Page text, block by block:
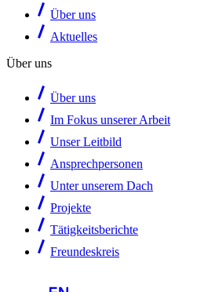
Über uns
Aktuelles
Über uns
Über uns
Im Fokus unserer Arbeit
Unser Leitbild
Ansprechpersonen
Unter unserem Dach
Projekte
Tätigkeitsberichte
Freundeskreis